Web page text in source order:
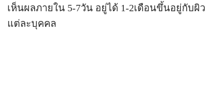
เห็นผลภายใน 5-7วัน อยู่ได้ 1-2เดือนขึ้นอยู่กับผิว
แต่ละบุคคล